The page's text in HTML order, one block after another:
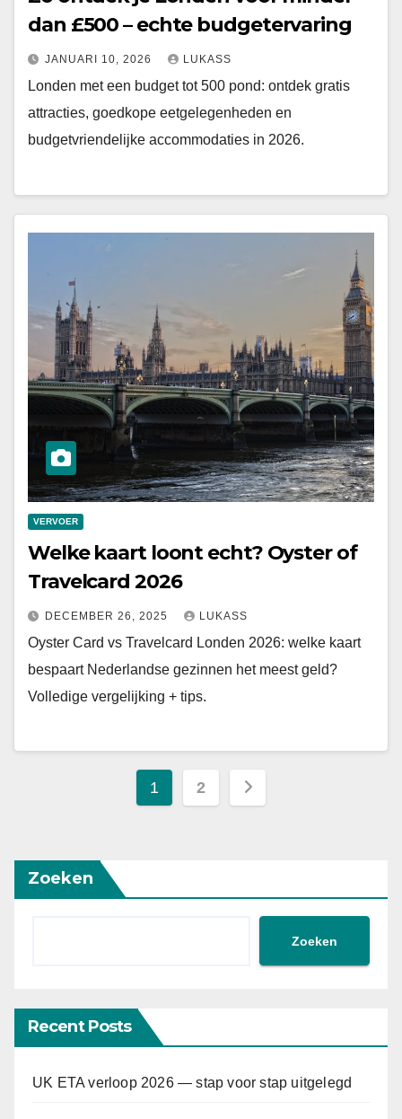
dan £500 – echte budgetervaring
JANUARI 10, 2026 LUKASS
Londen met een budget tot 500 pond: ontdek gratis
attracties, goedkope eetgelegenheden en
budgetvriendelijke accommodaties in 2026.
VERVOER
Welke kaart loont echt? Oyster of
Travelcard 2026
DECEMBER 26, 2025 LUKASS
Oyster Card vs Travelcard Londen 2026: welke kaart
bespaart Nederlandse gezinnen het meest geld?
Volledige vergelijking + tips.
Berichten
1 2
Zoeken
Zoeken
Recent Posts
UK ETA verloop 2026 — stap voor stap uitgelegd